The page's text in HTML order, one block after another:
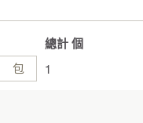
包
總計 個
1